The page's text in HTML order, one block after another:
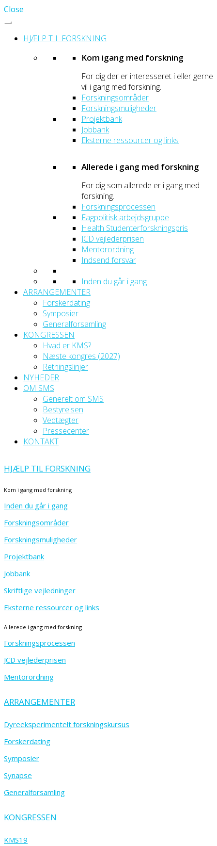
Close
HJÆLP TIL FORSKNING
Kom igang med forskning
For dig der er interesseret i eller gerne
vil i gang med forskning.
Forskningsområder
Forskningsmuligheder
Projektbank
Jobbank
Eksterne ressourcer og links
Allerede i gang med forskning
For dig som allerede er i gang med
forskning.
Forskningsprocessen
Fagpolitisk arbejdsgruppe
Health Studenterforskningspris
JCD vejlederprisen
Mentorordning
Indsend forsvar
Inden du går i gang
ARRANGEMENTER
Forskerdating
Symposier
Generalforsamling
KONGRESSEN
Hvad er KMS?
Næste kongres (2027)
Retningslinjer
NYHEDER
OM SMS
Generelt om SMS
Bestyrelsen
Vedtægter
Pressecenter
KONTAKT
HJÆLP TIL FORSKNING
Kom i gang med forskning
Inden du går i gang
Forskningsområder
Forskningsmuligheder
Projektbank
Jobbank
Skriftlige vejledninger
Eksterne ressourcer og links
Allerede i gang med forskning
Forskningsprocessen
JCD vejlederprisen
Mentorordning
ARRANGEMENTER
Dyreeksperimentelt forskningskursus
Forskerdating
Symposier
Synapse
Generalforsamling
KONGRESSEN
KMS19